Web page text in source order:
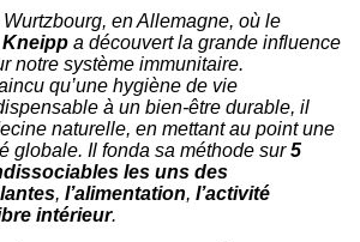
en Allemagne, où le
a découvert la grande influence
notre système immunitaire.
qu’une hygiène de vie
à un bien-être durable, il
naturelle, en mettant au point une
globale. Il fonda sa méthode sur5
les uns des
, l’alimentation, l’activité
intérieur.